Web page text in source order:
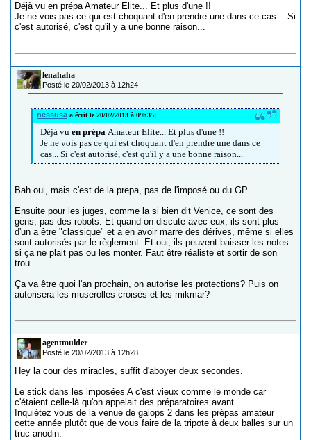
Déjà vu en prépa Amateur Elite... Et plus d'une !!
Je ne vois pas ce qui est choquant d'en prendre une dans ce cas... Si
c'est autorisé, c'est qu'il y a une bonne raison...
lenahaha
Posté le 20/02/2013 à 12h24
nessusa a écrit le 20/02/2013 à 09h35:
Déjà vu en prépa Amateur Elite... Et plus d'une !!
Je ne vois pas ce qui est choquant d'en prendre une dans ce
cas... Si c'est autorisé, c'est qu'il y a une bonne raison...
Bah oui, mais c'est de la prepa, pas de l'imposé ou du GP.
Ensuite pour les juges, comme la si bien dit Venice, ce sont des
gens, pas des robots. Et quand on discute avec eux, ils sont plus
d'un a être "classique" et a en avoir marre des dérives, même si elles
sont autorisés par le règlement. Et oui, ils peuvent baisser les notes
si ça ne plait pas ou les monter. Faut être réaliste et sortir de son
trou.
Ça va être quoi l'an prochain, on autorise les protections? Puis on
autorisera les muserolles croisés et les mikmar?
agentmulder
Posté le 20/02/2013 à 12h28
Hey la cour des miracles, suffit d'aboyer deux secondes.
Le stick dans les imposées A c'est vieux comme le monde car
c'étaient celle-là qu'on appelait des préparatoires avant.
Inquiétez vous de la venue de galops 2 dans les prépas amateur
cette année plutôt que de vous faire de la tripote à deux balles sur un
truc anodin.